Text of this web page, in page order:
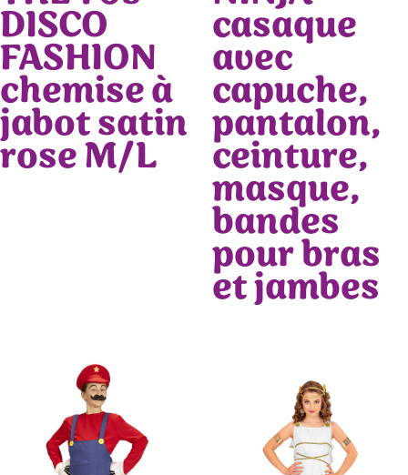
DISCO
FASHION
chemise à
jabot satin
rose M/L
casaque
avec
capuche,
pantalon,
ceinture,
masque,
bandes
pour bras
et jambes